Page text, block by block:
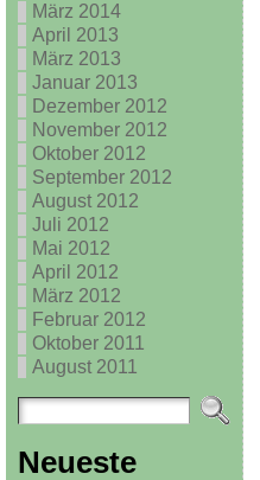
März 2014
April 2013
März 2013
Januar 2013
Dezember 2012
November 2012
Oktober 2012
September 2012
August 2012
Juli 2012
Mai 2012
April 2012
März 2012
Februar 2012
Oktober 2011
August 2011
Neueste